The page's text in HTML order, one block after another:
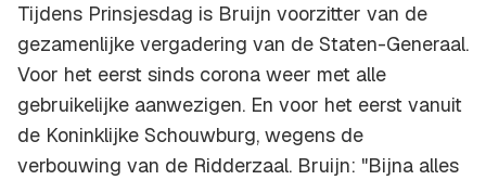
Tijdens Prinsjesdag is Bruijn voorzitter van de
gezamenlijke vergadering van de Staten-Generaal.
Voor het eerst sinds corona weer met alle
gebruikelijke aanwezigen. En voor het eerst vanuit
de Koninklijke Schouwburg, wegens de
verbouwing van de Ridderzaal. Bruijn: "Bijna alles